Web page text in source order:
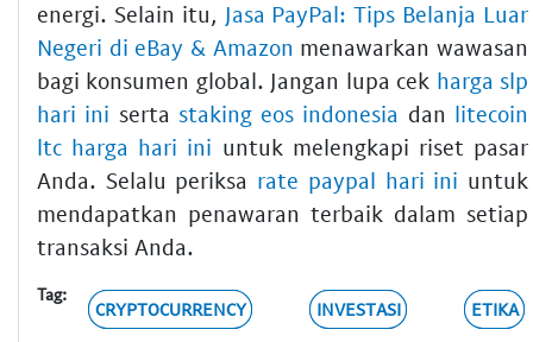
energi. Selain itu, Jasa PayPal: Tips Belanja Luar
Negeri di eBay & Amazon menawarkan wawasan
bagi konsumen global. Jangan lupa cek harga slp
hari ini serta staking eos indonesia dan litecoin
ltc harga hari ini untuk melengkapi riset pasar
Anda. Selalu periksa rate paypal hari ini untuk
mendapatkan penawaran terbaik dalam setiap
transaksi Anda.
Tag:
CRYPTOCURRENCY INVESTASI ETIKA